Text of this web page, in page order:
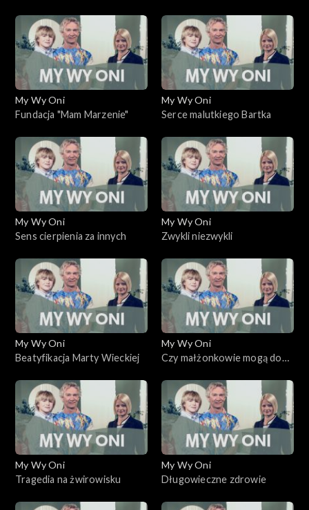
My Wy Oni
Fundacja "Mam Marzenie"
My Wy Oni
Serce malutkiego Bartka
My Wy Oni
Sens cierpienia za innych
My Wy Oni
Zwykli niezwykli
My Wy Oni
Beatyfikacja Marty Wieckiej
My Wy Oni
Czy małżonkowie mogą do
My Wy Oni
Tragedia na żwirowisku
My Wy Oni
Długowieczne zdrowie